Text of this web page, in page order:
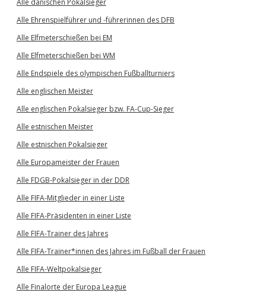
Alle dänischen Pokalsieger
Alle Ehrenspielführer und -führerinnen des DFB
Alle Elfmeterschießen bei EM
Alle Elfmeterschießen bei WM
Alle Endspiele des olympischen Fußballturniers
Alle englischen Meister
Alle englischen Pokalsieger bzw. FA-Cup-Sieger
Alle estnischen Meister
Alle estnischen Pokalsieger
Alle Europameister der Frauen
Alle FDGB-Pokalsieger in der DDR
Alle FIFA-Mitglieder in einer Liste
Alle FIFA-Präsidenten in einer Liste
Alle FIFA-Trainer des Jahres
Alle FIFA-Trainer*innen des Jahres im Fußball der Frauen
Alle FIFA-Weltpokalsieger
Alle Finalorte der Europa League